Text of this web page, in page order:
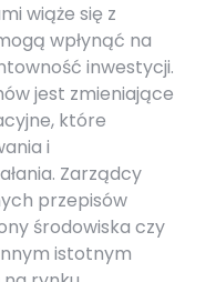
wiąże się z
wpłynąć na
inwestycji.
jest zmieniające
które
i
Zarządcy
przepisów
środowiska czy
istotnym